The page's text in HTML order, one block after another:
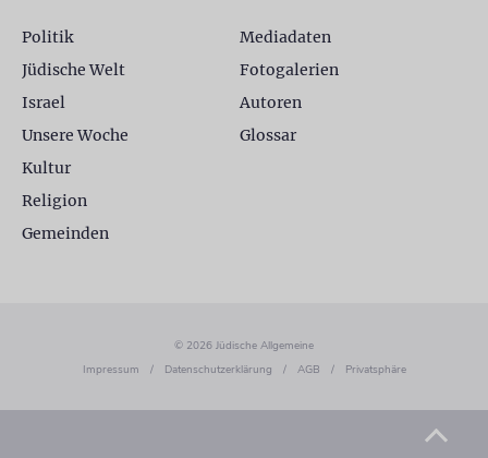
Politik
Jüdische Welt
Israel
Unsere Woche
Kultur
Religion
Gemeinden
Mediadaten
Fotogalerien
Autoren
Glossar
© 2026 Jüdische Allgemeine
Impressum
/ Datenschutzerklärung / AGB / Privatsphäre